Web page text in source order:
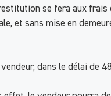
se fera aux
et sans mise en
dans le délai de